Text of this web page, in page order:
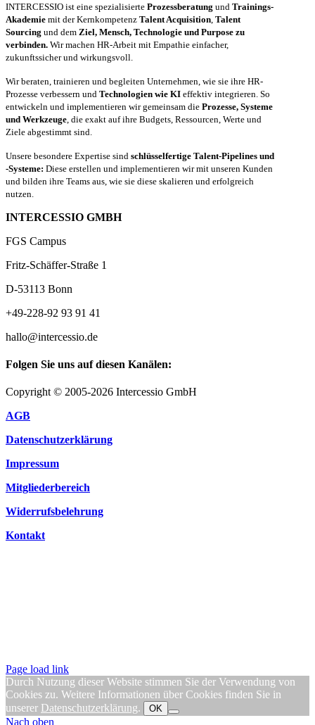
INTERCESSIO ist eine spezialisierte Prozessberatung und Trainings-
Akademie mit der Kernkompetenz Talent Acquisition Talent
Sourcing und dem Ziel, Mensch, Technologie und Purpose zu
verbinden. Wir machen HR-Arbeit mit Empathie einfacher,
zukunftssicher und wirkungsvoll.
Wir beraten, trainieren und begleiten Unternehmen, wie sie ihre HR-
Prozesse verbessern und Technologien wie KI effektiv integrieren. So
entwickeln und implementieren wir gemeinsam die Prozesse, Systeme
und Werkzeuge , die exakt auf ihre Budgets, Ressourcen, Werte und
Ziele abgestimmt sind.
Unsere besondere Expertise sind schlüsselfertige Talent-Pipelines und
-Systeme: Diese erstellen und implementieren wir mit unseren Kunden
und bilden ihre Teams aus, wie sie diese skalieren und erfolgreich
nutzen.
INTERCESSIO GMBH
FGS Campus
Fritz-Schäffer-Straße 1
D-53113 Bonn
+49-228-92 93 91 41
hallo@intercessio.de
Folgen Sie uns auf diesen Kanälen:
Copyright © 2005-2026 Intercessio GmbH
AGB
Datenschutzerklärung
Impressum
Mitgliederbereich
Widerrufsbelehrung
Kontakt
Page load link
Durch Nutzung dieser Website stimmen Sie der Verwendung von
Cookies zu. Weitere Informationen über Cookies finden Sie in
unserer Datenschutzerklärung. OK
Nach oben